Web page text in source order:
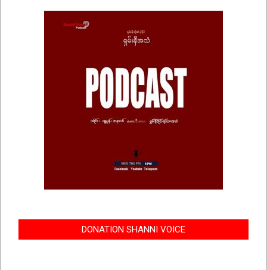
DONATION SHANNI VOICE